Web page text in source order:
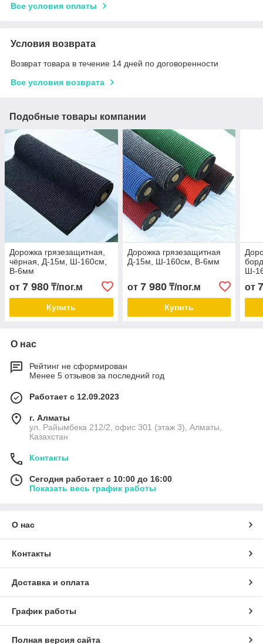
Все условия оплаты
Условия возврата
Возврат товара в течение 14 дней по договоренности
Все условия возврата
Подобные товары компании
Дорожка грязезащитная,
чёрная, Д-15м, Ш-160см,
В-6мм
от 7 980 ₸/пог.м
Купить
Дорожка грязезащитная
Д-15м, Ш-160см, В-6мм
от 7 980₸/пог.м
Купить
Ш-
от
О нас
Рейтинг не сформирован
Менее 5 отзывов за последний год
Работает с 12.09.2023
г. Алматы
ул. Райымбека 212/2, офис 301 (этаж 3), Алматы,
Казахстан
Контакты
Сегодня работает с 10:00 до 16:00
Показать весь график работы
О нас
Контакты
Доставка и оплата
График работы
Полная версия сайта